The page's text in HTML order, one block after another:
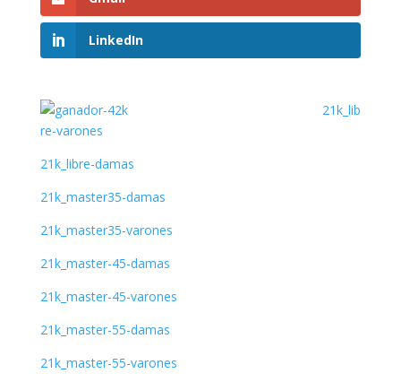
LinkedIn
21k_lib
re-varones
21k_libre-damas
21k_master35-damas
21k_master35-varones
21k_master-45-damas
21k_master-45-varones
21k_master-55-damas
21k_master-55-varones